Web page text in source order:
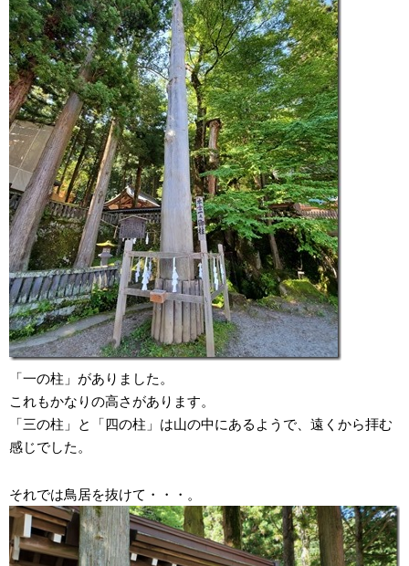
「一の柱」がありました。
これもかなりの高さがあります。
「三の柱」と「四の柱」は山の中にあるようで、遠くから拝む
感じでした。
それでは鳥居を抜けて・・・。